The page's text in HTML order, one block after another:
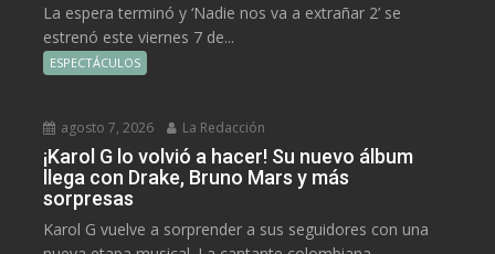
La espera terminó y ‘Nadie nos va a extrañar 2’ se
estrenó este viernes 7 de...
ESPECTÁCULOS
agosto 7, 2026 La Redacción
¡Karol G lo volvió a hacer! Su nuevo álbum
llega con Drake, Bruno Mars y más
sorpresas
Karol G vuelve a sorprender a sus seguidores con una